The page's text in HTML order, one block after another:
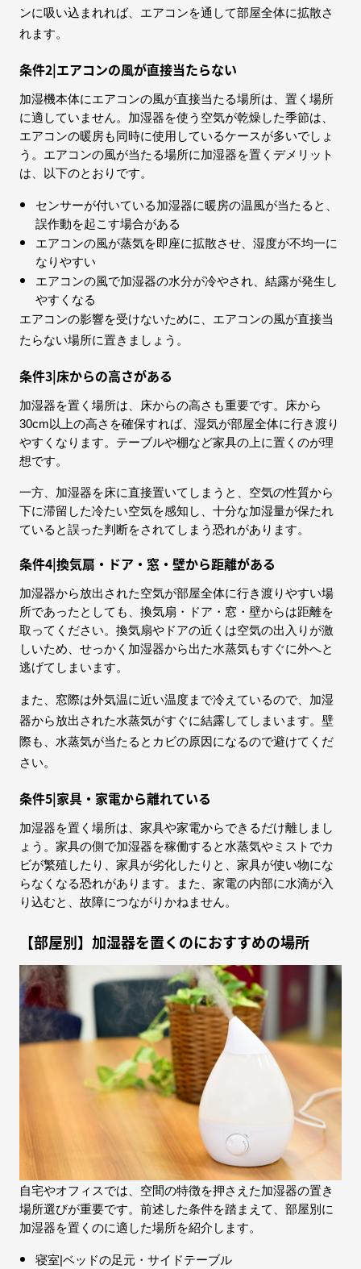
ンに吸い込まれれば、エアコンを通して部屋全体に拡散さ
れます。
条件2|エアコンの風が直接当たらない
加湿機本体にエアコンの風が直接当たる場所は、置く場所
に適していません。加湿器を使う空気が乾燥した季節は、
エアコンの暖房も同時に使用しているケースが多いでしょ
う。エアコンの風が当たる場所に加湿器を置くデメリット
は、以下のとおりです。
センサーが付いている加湿器に暖房の温風が当たると、
誤作動を起こす場合がある
エアコンの風が蒸気を即座に拡散させ、湿度が不均一に
なりやすい
エアコンの風で加湿器の水分が冷やされ、結露が発生し
やすくなる
エアコンの影響を受けないために、エアコンの風が直接当
たらない場所に置きましょう。
条件3|床からの高さがある
加湿器を置く場所は、床からの高さも重要です。床から
30cm以上の高さを確保すれば、湿気が部屋全体に行き渡り
やすくなります。テーブルや棚など家具の上に置くのが理
想です。
一方、加湿器を床に直接置いてしまうと、空気の性質から
下に滞留した冷たい空気を感知し、十分な加湿量が保たれ
ていると誤った判断をされてしまう恐れがあります。
条件4|換気扇・ドア・窓・壁から距離がある
加湿器から放出された空気が部屋全体に行き渡りやすい場
所であったとしても、換気扇・ドア・窓・壁からは距離を
取ってください。換気扇やドアの近くは空気の出入りが激
しいため、せっかく加湿器から出た水蒸気もすぐに外へと
逃げてしまいます。
また、窓際は外気温に近い温度まで冷えているので、加湿
器から放出された水蒸気がすぐに結露してしまいます。壁
際も、水蒸気が当たるとカビの原因になるので避けてくだ
さい。
条件5|家具・家電から離れている
加湿器を置く場所は、家具や家電からできるだけ離しまし
ょう。家具の側で加湿器を稼働すると水蒸気やミストでカ
ビが繁殖したり、家具が劣化したりと、家具が使い物にな
らなくなる恐れがあります。また、家電の内部に水滴が入
り込むと、故障につながりかねません。
【部屋別】加湿器を置くのにおすすめの場所
自宅やオフィスでは、空間の特徴を押さえた加湿器の置き
場所選びが重要です。前述した条件を踏まえて、部屋別に
加湿器を置くのに適した場所を紹介します。
寝室|ベッドの足元・サイドテーブル